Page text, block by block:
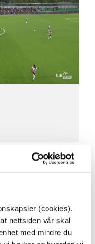
(cookies).
nettsiden vår skal
med mindre du